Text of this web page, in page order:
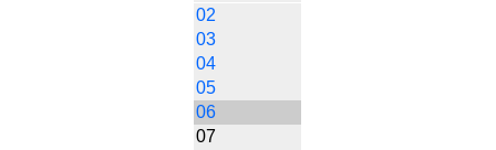
02
03
04
05
06
07